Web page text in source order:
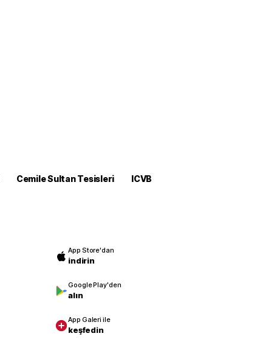
Cemile Sultan Tesisleri
ICVB
App Store'dan
indirin
Google Play'den
alın
App Galeri ile
keşfedin